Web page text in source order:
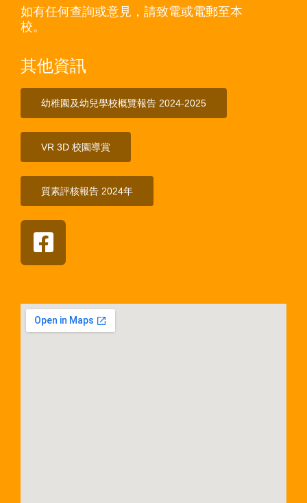
如有任何查詢或意見，請致電或電郵至本
校。
其他資訊
幼稚園及幼兒學校概覽報告 2024-2025
VR 3D 校園導賞
質素評核報告 2024年